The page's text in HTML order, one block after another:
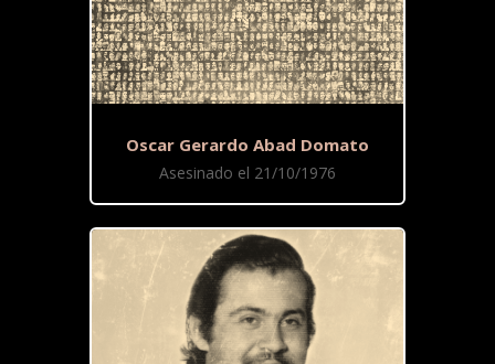
Oscar Gerardo Abad Domato
Asesinado el 21/10/1976